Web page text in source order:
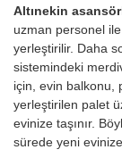
Altınekin
uzman personel
yerleştirilir. Daha
sistemindeki
için, evin balkonu,
yerleştirilen palet
evinize taşınır.
sürede yeni evinize